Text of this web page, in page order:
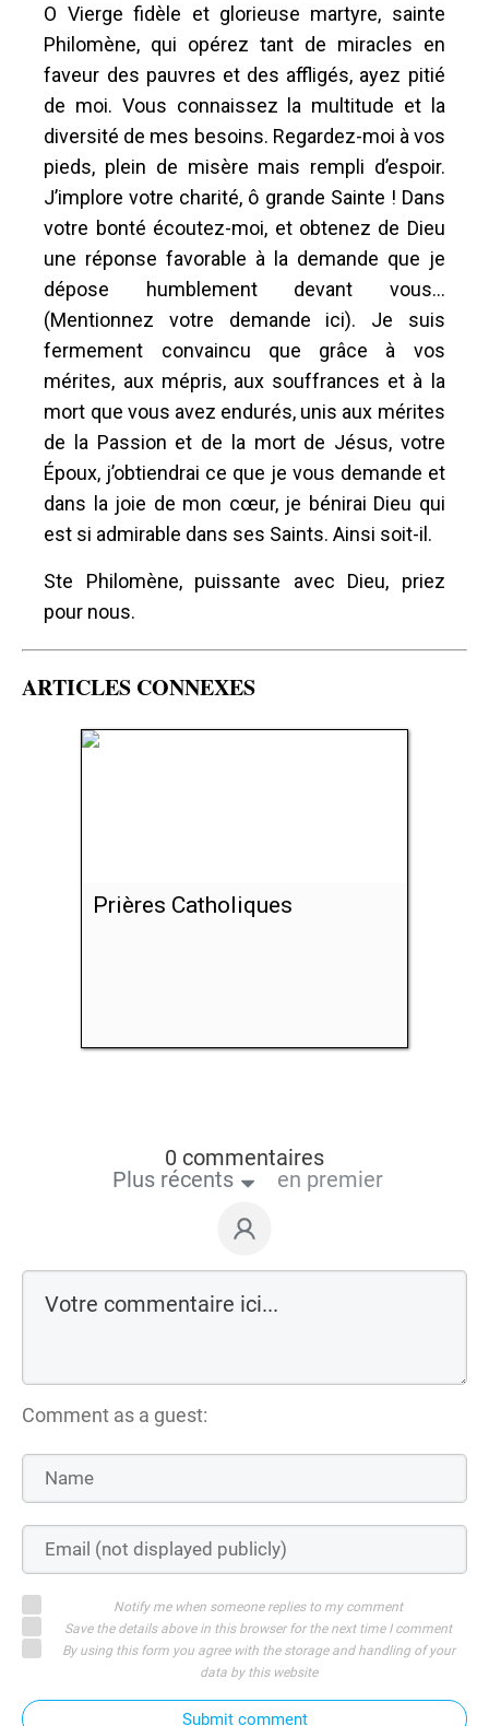
O Vierge fidèle et glorieuse martyre, sainte
Philomène, qui opérez tant de miracles en
faveur des pauvres et des affligés, ayez pitié
de moi. Vous connaissez la multitude et la
diversité de mes besoins. Regardez-moi à vos
pieds, plein de misère mais rempli d’espoir.
J’implore votre charité, ô grande Sainte ! Dans
votre bonté écoutez-moi, et obtenez de Dieu
une réponse favorable à la demande que je
dépose humblement devant vous...
(Mentionnez votre demande ici). Je suis
fermement convaincu que grâce à vos
mérites, aux mépris, aux souffrances et à la
mort que vous avez endurés, unis aux mérites
de la Passion et de la mort de Jésus, votre
Époux, j’obtiendrai ce que je vous demande et
dans la joie de mon cœur, je bénirai Dieu qui
est si admirable dans ses Saints. Ainsi soit-il.
Ste Philomène, puissante avec Dieu, priez
pour nous.
ARTICLES CONNEXES
Prières Catholiques
0 commentaires
Plus récents
en premier
Comment as a guest:
Notify me when someone replies to my comment
Save the details above in this browser for the next time I comment
By using this form you agree with the storage and handling of your
data by this website
Submit comment